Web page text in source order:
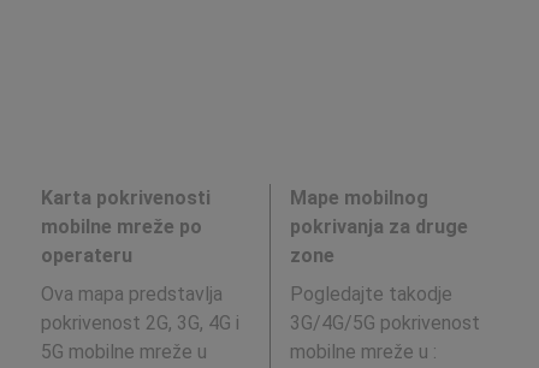
Karta pokrivenosti
mobilne mreže po
operateru
Ova mapa predstavlja
pokrivenost 2G, 3G, 4G i
5G mobilne mreže u
Mape mobilnog
pokrivanja za druge
zone
Pogledajte takodje
3G/4G/5G pokrivenost
mobilne mreže u :